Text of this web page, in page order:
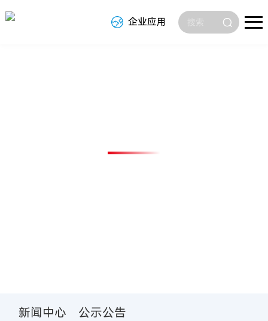
企业应用
新闻中心 公示公告